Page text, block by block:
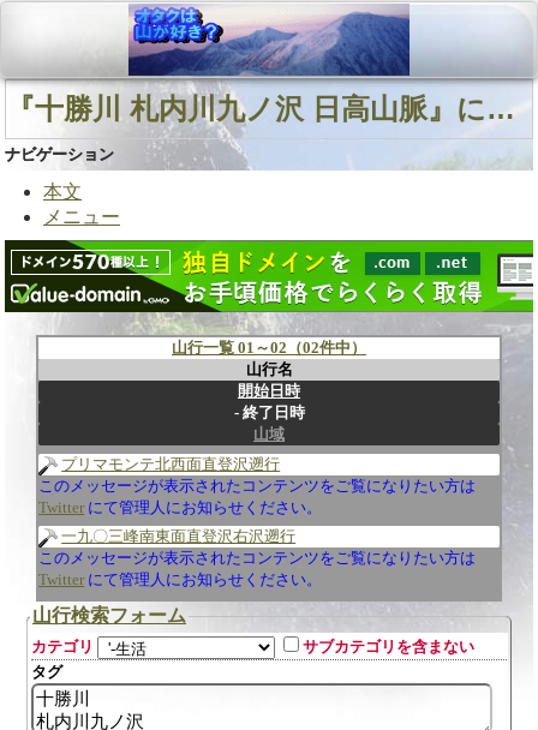
『十勝川 札内川九ノ沢 日高山脈』に関連する山行
ナビゲーション
本文
メニュー
山行一覧 01～02（02件中）
山行名
開始日時
終了日時
山域
プリマモンテ北西面直登沢遡行
このメッセージが表示されたコンテンツをご覧になりたい方は
Twitter にて管理人にお知らせください。
一九〇三峰南東面直登沢右沢遡行
このメッセージが表示されたコンテンツをご覧になりたい方は
Twitter にて管理人にお知らせください。
山行検索フォーム
カテゴリ
サブカテゴリを含まない
タグ